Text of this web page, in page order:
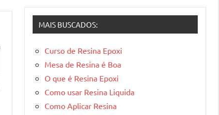
MAIS BUSCADOS:
Curso de Resina Epoxi
Mesa de Resina é Boa
O que é Resina Epoxi
Como usar Resina Liquida
Como Aplicar Resina